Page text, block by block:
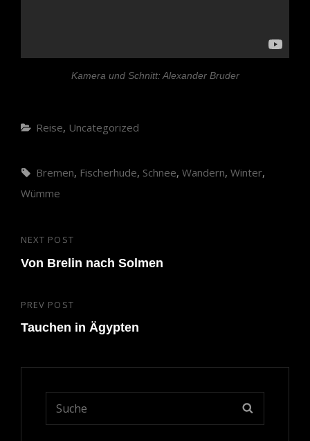
Kamera und Schnitt: Alexander Bruder
Categories
Reise, Uncategorized
Tags,
Bremen, Fischerhude, Schnee, Wandern, Winter,
Wümme
Beitragsnavigation
Previous
Post
PREV POST
Tauchen in Ägypten
Next
Post
NEXT POST
Von Brelin nach Solmen